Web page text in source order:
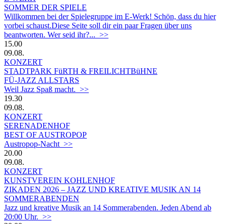
SOMMER DER SPIELE
Willkommen bei der Spielegruppe im E-Werk! Schön, dass du hier
vorbei schaust.Diese Seite soll dir ein paar Fragen über uns
beantworten. Wer seid ihr?... >>
15.00
09.08.
KONZERT
STADTPARK FüRTH & FREILICHTBüHNE
FÜ-JAZZ ALLSTARS
Weil Jazz Spaß macht. >>
19.30
09.08.
KONZERT
SERENADENHOF
BEST OF AUSTROPOP
Austropop-Nacht >>
20.00
09.08.
KONZERT
KUNSTVEREIN KOHLENHOF
ZIKADEN 2026 – JAZZ UND KREATIVE MUSIK AN 14
SOMMERABENDEN
Jazz und kreative Musik an 14 Sommerabenden. Jeden Abend ab
20:00 Uhr. >>